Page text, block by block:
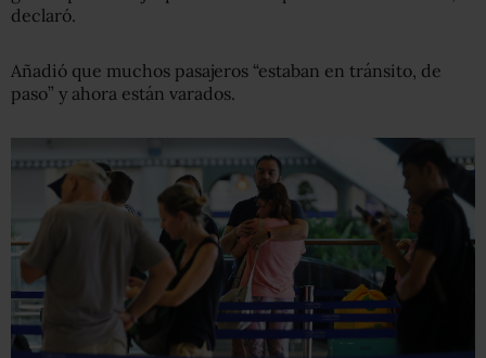
declaró.
Añadió que muchos pasajeros “estaban en tránsito, de
paso” y ahora están varados.